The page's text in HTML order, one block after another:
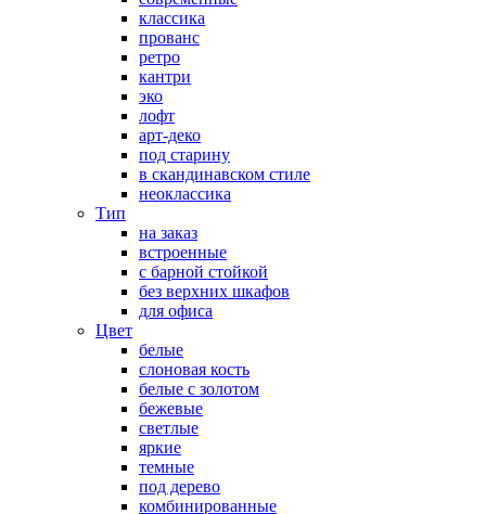
классика
прованс
ретро
кантри
эко
лофт
арт-деко
под старину
в скандинавском стиле
неоклассика
Тип
на заказ
встроенные
с барной стойкой
без верхних шкафов
для офиса
Цвет
белые
слоновая кость
белые с золотом
бежевые
светлые
яркие
темные
под дерево
комбинированные